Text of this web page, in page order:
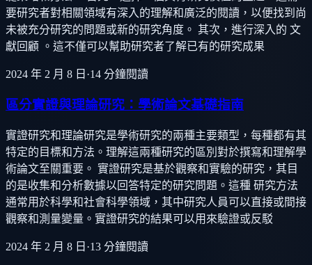
要研究者對相關領域有深入的理解和廣泛的閱讀，以便找到尚
未被充分研究的問題或新的研究角度。 其次，進行深入的 文
獻回顧 。這不僅可以幫助研究者了解已有的研究成果
2024 年 2 月 8 日 ·14 分鐘閱讀
區分實證與理論研究：學術論文基礎指南
實證研究和理論研究是學術研究的兩種主要類型，每種都有其
特定的目標和方法。理解這兩種研究的區別對於撰寫和理解學
術論文至關重要。 實證研究是基於觀察和實驗的研究，其目
的是收集和分析數據以回答特定的研究問題。這種 研究方法
通常用於科學和社會科學領域，其中研究人員可以直接或間接
觀察和測量變量。實證研究的結果可以用來驗證或反駁
2024 年 2 月 8 日 ·13 分鐘閱讀